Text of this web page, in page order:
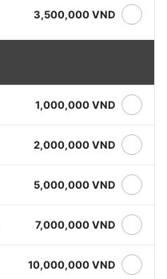
3,500,000 VND
1,000,000 VND
2,000,000 VND
5,000,000 VND
7,000,000 VND
10,000,000 VND